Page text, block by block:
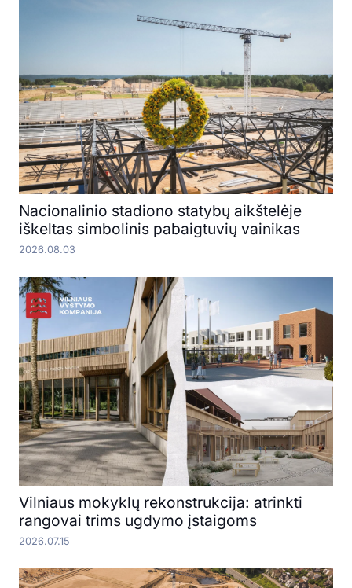
Nacionalinio stadiono statybų aikštelėje
iškeltas simbolinis pabaigtuvių vainikas
2026.08.03
Vilniaus mokyklų rekonstrukcija: atrinkti
rangovai trims ugdymo įstaigoms
2026.07.15